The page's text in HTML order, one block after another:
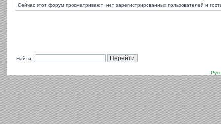
Сейчас этот форум просматривают: нет зарегистрированных пользователей и
Найти: